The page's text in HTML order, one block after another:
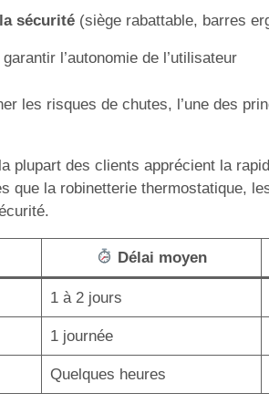
sécurité(siège rabattable, barres
l’autonomie de l’utilisateur
les risques de chutes, l’une des
plupart des clients apprécient la
que la robinetterie thermostatique,
Délai moyen
1 à 2 jours
1 journée
Quelques heures